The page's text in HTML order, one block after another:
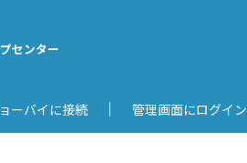
センター
ーバイに接続 管理画面にログイン